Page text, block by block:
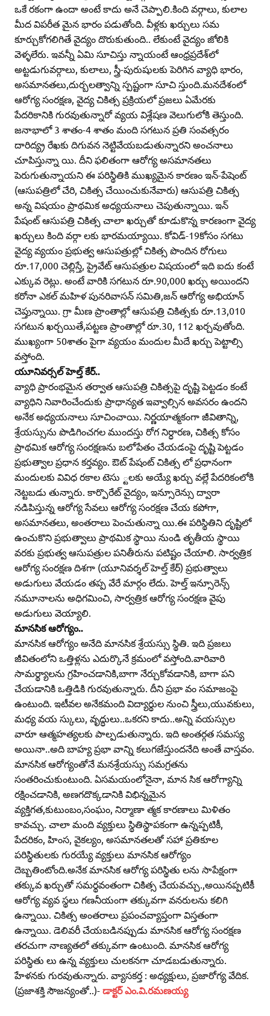
ఒకే రకంగా ఉందా అంటే కాదు అనే చెప్పాలి.కింది వర్గాలు, కులాల
మీద విపరీత మైన భారం పడుతోంది. వీళ్లకు ఖర్చులు సమ
కూర్చుకోగలిగితే వైద్యం దొరుకుతుంది.. లేకుంటే వైద్యం జోలికి
వెళ్ళలేరు. ఇవన్నీ ఏమి సూచిస్తు న్నాయంటే ఆంధ్రప్రదేశ్‌లో
అట్టడుగువర్గాలు, కులాలు, స్త్రీ-పురుషులకు పెరిగిన వ్యాధి భారం,
అసమానతలు,దుర్బలత్వాన్ని స్పష్టంగా సూచి స్తుంది.మనదేశంలో
ఆరోగ్య సంరక్షణ, వైద్య చికిత్స ప్రక్రియలో ప్రజలు ఏమేరకు
పేదరికానికి గురవుతున్నారో వ్యయ విశ్లేషణ వెలుగులోకి తెస్తుంది.
జనాభాలో 3 శాతం-4 శాతం మంది సగటున ప్రతి సంవత్సరం
దారిద్య్ర రేఖకు దిగువన నెట్టివేయబడుతున్నారని అంచనాలు
చూపిస్తున్నా యి. దీని ఫలితంగా ఆరోగ్య అసమానతలు
పెరుగుతున్నాయని ఈ పరిస్థితికి ముఖ్యమైన కారణం ఇన్‌-పేషెంట్‌
(ఆసుపత్రిలో చేరి, చికిత్స చేయించుకునేవారు) ఆసుపత్రి చికిత్స
అన్న విషయం ప్రాథమిక అధ్యయనాలు చెపుతున్నాయి. ఇన్‌
పేషంట్‌ ఆసుపత్రి చికిత్స చాలా ఖర్చుతో కూడుకొన్న కారణంగా వైద్య
ఖర్చులు కింది వర్గా లకు భారమయ్యాయి. కోవిడ్‌-19కోసం సగటు
వైద్య వ్యయం ప్రభుత్వ ఆసుపత్రుల్లో చికిత్స పొందిన రోగులు
రూ.17,000 చెల్లిస్తే, ప్రైవేట్‌ ఆసుపత్రుల విషయంలో ఇది ఐదు కంటే
ఎక్కువ రెట్లు. అంటే వారికి సగటున రూ.90,000 ఖర్చు అయిందని
కరోనా ఎకల్‌ మహిళ పునరివాసన్‌ సమితి,జన్‌ ఆరోగ్య అభియాన్‌
చెప్తున్నాయి. గ్రా మీణ ప్రాంతాల్లో ఆసుపత్రి చికిత్సకు రూ.13,010
సగటున ఖర్చయితే,పట్టణ ప్రాంతాల్లో రూ.30, 112 ఖర్చవుతోంది.
ముఖ్యంగా 50శాతం పైగా వ్యయం మందుల మీదే ఖర్చు పెట్టాల్సి
వస్తోంది.
యూనివర్సల్‌ హెల్త్‌ కేర్‌..
వ్యాధి ప్రారంభమైన తర్వాత ఆసుపత్రి చికిత్సపై దృష్టి పెట్టడం కంటే
వ్యాధిని నివారించేందుకు ప్రాధాన్యత ఇవ్వాల్సిన అవసరం ఉందని
అనేక అధ్యయనాలు సూచించాయి. నిర్ణయాత్మకంగా జీవితాన్ని,
శ్రేయస్సును పొడిగించగల ముందస్తు రోగ నిర్ధారణ, చికిత్స కోసం
ప్రాథమిక ఆరోగ్య సంరక్షణను బలోపేతం చేయడంపై దృష్టి పెట్టడం
ప్రభుత్వాల ప్రధాన కర్తవ్యం. ఔట్‌ పేషంట్‌ చికిత్స లో ప్రధానంగా
మందులకు వివిధ రకాల టెసు ్టలకు అయ్యే ఖర్చు వల్లే పేదరికంలోకి
నెట్టబడు తున్నారు. కార్పొరేట్‌ వైద్యం, ఇన్సూరెన్సు ద్వారా
నడిపిస్తున్న ఆరోగ్య సేవలు ఆరోగ్య సంరక్షణ చేయ కపోగా,
అసమానతలు, అంతరాలు పెంచుతున్నా యి.ఈ పరిస్థితిని దృష్టిలో
ఉంచుకొని ప్రభుత్వాలు ప్రాథమిక స్థాయి నుండి తృతీయ స్థాయి
వరకు ప్రభుత్వ ఆసుపత్రుల పనితీరును పటిష్టం చేయాలి. సార్వత్రిక
ఆరోగ్య సంరక్షణ దిశగా (యూనివర్శల్‌ హెల్త్‌ కేర్‌) ప్రభుత్వాలు
అడుగులు వేయడం తప్ప వేరే మార్గం లేదు. హెల్త్‌ ఇన్సూరెన్స్‌
నమూనాలను అధిగమించి, సార్వత్రిక ఆరోగ్య సంరక్షణ వైపు
అడుగులు వెయ్యాలి.
మానసిక ఆరోగ్యం..
మానసిక ఆరోగ్యం అనేది మానసిక శ్రేయస్సు స్థితి. ఇది ప్రజలు
జీవితంలోని ఒత్తిళ్లను ఎదుర్కొనే క్రమంలో వస్తోంది.వారివారి
సామర్థ్యాలను గ్రహించడానికి,బాగా నేర్చుకోవడానికి, బాగా పని
చేయడానికి ఒత్తిడికి గురవుతున్నారు. దీని ప్రభా వం సమాజంపై
ఉంటుంది. ఇటీవల అనేకమంది విద్యార్థుల నుంచి స్త్రీలు,యువకులు,
మధ్య వయ స్కులు, వృద్ధులు..ఒకరని కాదు..అన్ని వయస్సుల
వారూ ఆత్మహత్యలకు పాల్పడుతున్నారు. ఇది అంతర్గత సమస్య
అయినా..అది బాహ్య ప్రభా వాన్ని కలుగజేస్తుందనేది అంతే వాస్తవం.
మానసిక ఆరోగ్యంతోనే మనశ్రేయస్సు సమగ్రతను
సంతరించుకుంటుంది. ఏసమయంలోనైనా, మాన సిక ఆరోగ్యాన్ని
రక్షించడానికి, అణగదొక్కడానికి విభిన్నమైన
వ్యక్తిగత,కుటుంబం,సంఘం, నిర్మాణా త్మక కారణాలు మిళితం
కావచ్చు. చాలా మంది వ్యక్తులు స్థితిస్థాపకంగా ఉన్నప్పటికీ,
పేదరికం, హింస, వైకల్యం, అసమానతలతో సహా ప్రతికూల
పరిస్థితులకు గురయ్యే వ్యక్తులు మానసిక ఆరోగ్యం
దెబ్బతింటోంది.అనేక మానసిక ఆరోగ్య పరిస్థితు లను సాపేక్షంగా
తక్కువ ఖర్చుతో సమర్థవంతంగా చికిత్స చేయవచ్చు.,అయినప్పటికీ
ఆరోగ్య వ్యవ స్థలు గణనీయంగా తక్కువగా వనరులను కలిగి
ఉన్నాయి. చికిత్స అంతరాలు ప్రపంచవ్యాప్తంగా విస్తతంగా
ఉన్నాయి. డెలివరీ చేయబడినప్పుడు మానసిక ఆరోగ్య సంరక్షణ
తరచుగా నాణ్యతలో తక్కువగా ఉంటుంది. మానసిక ఆరోగ్య
పరిస్థితు లు ఉన్న వ్యక్తులు చులకనగా చూడబడుతున్నారు.
హేళనకు గురవుతున్నారు. వ్యాసకర్త : అధ్యక్షులు, ప్రజారోగ్య వేదిక.
(ప్రజాశక్తి సౌజన్యంతో..)- డాక్టర్‌ ఎం.వి.రమణయ్య